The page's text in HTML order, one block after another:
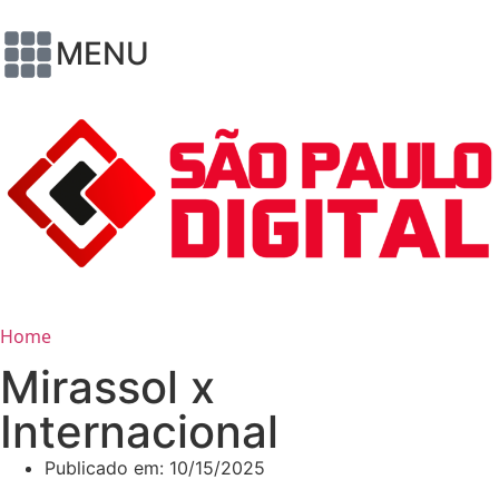
MENU
Home
Mirassol x
Internacional
Publicado em: 10/15/2025